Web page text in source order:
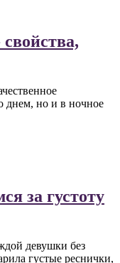
днем, но и в ночное
за густоту
девушки без
густые реснички,